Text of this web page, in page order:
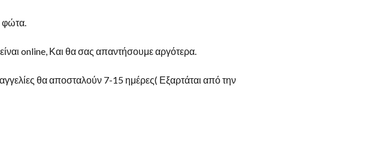
φώτα.
online, Και θα σας απαντήσουμε αργότερα.
θα αποσταλούν 7-15 ημέρες( Εξαρτάται από την